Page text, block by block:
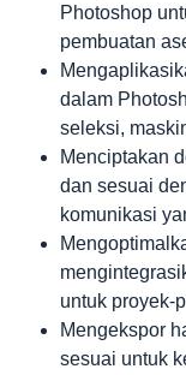
Photoshop
pembuatan
dalam
seleksi,
Menciptakan
dan sesuai
komunikasi
untuk proyek-
Mengekspor
sesuai untuk